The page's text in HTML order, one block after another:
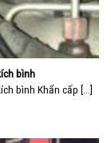
bình
bình Khẩn cấp [...]